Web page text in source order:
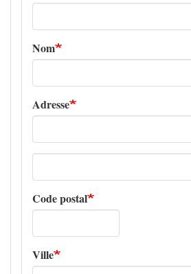
Nom
Adresse
Adresse
Code postal
Ville